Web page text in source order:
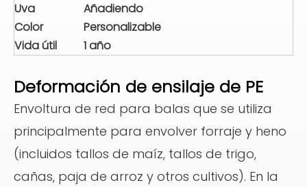
Uva
Añadiendo
Color
Personalizable
Vida útil
1 año
Deformación de ensilaje de PE
Envoltura de red para balas que se utiliza
principalmente para envolver forraje y heno
(incluidos tallos de maíz, tallos de trigo,
cañas, paja de arroz y otros cultivos). En la